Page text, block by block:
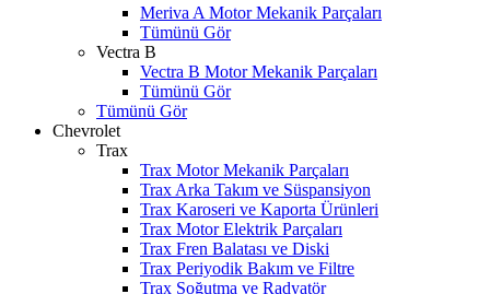
Meriva A Motor Mekanik Parçaları
Tümünü Gör
Vectra B
Vectra B Motor Mekanik Parçaları
Tümünü Gör
Tümünü Gör
Chevrolet
Trax
Trax Motor Mekanik Parçaları
Trax Arka Takım ve Süspansiyon
Trax Karoseri ve Kaporta Ürünleri
Trax Motor Elektrik Parçaları
Trax Fren Balatası ve Diski
Trax Periyodik Bakım ve Filtre
Trax Soğutma ve Radyatör